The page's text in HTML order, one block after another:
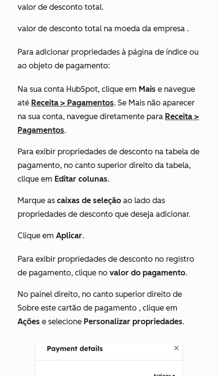
valor de desconto total.
valor de desconto total na moeda da empresa .
Para adicionar propriedades à página de índice ou
ao objeto de pagamento:
Na sua conta HubSpot, clique em Mais e navegue
até Receita > Pagamentos. Se Mais não aparecer
na sua conta, navegue diretamente para Receita >
Pagamentos.
Para exibir propriedades de desconto na tabela de
pagamento, no canto superior direito da tabela,
clique em Editar colunas.
Marque as caixas de seleção ao lado das
propriedades de desconto que deseja adicionar.
Clique em Aplicar.
Para exibir propriedades de desconto no registro
de pagamento, clique no valor do pagamento.
No painel direito, no canto superior direito de
Sobre este cartão de pagamento , clique em
Ações e selecione Personalizar propriedades.